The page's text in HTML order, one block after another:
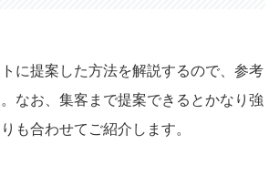
に提案した方法を解説するので、参考
なお、集客まで提案できるとかなり強
も合わせてご紹介します。